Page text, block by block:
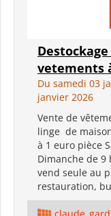
vetements
Du samedi 03
janvier 2026
Vente de
linge de
à 1 euro pièce
Dimanche de 9
vend seule au
restauration,